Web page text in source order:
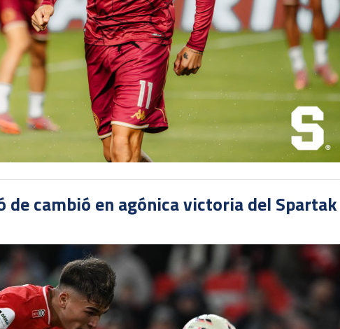
de cambió en agónica victoria del Spartak